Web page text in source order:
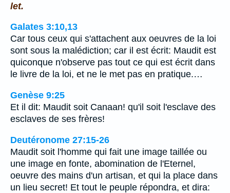
let.
Galates 3:10,13
Car tous ceux qui s'attachent aux oeuvres de la loi
sont sous la malédiction; car il est écrit: Maudit est
quiconque n'observe pas tout ce qui est écrit dans
le livre de la loi, et ne le met pas en pratique.…
Genèse 9:25
Et il dit: Maudit soit Canaan! qu'il soit l'esclave des
esclaves de ses frères!
Deutéronome 27:15-26
Maudit soit l'homme qui fait une image taillée ou
une image en fonte, abomination de l'Eternel,
oeuvre des mains d'un artisan, et qui la place dans
un lieu secret! Et tout le peuple répondra, et dira: